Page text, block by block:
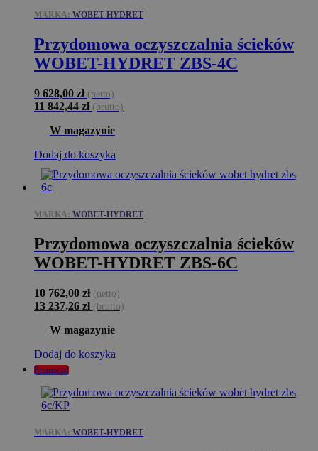
MARKA: WOBET-HYDRET
Przydomowa oczyszczalnia ścieków
WOBET-HYDRET ZBS-4C
9 628,00 zł (netto)
11 842,44 zł (brutto)
W magazynie
Dodaj do koszyka
MARKA: WOBET-HYDRET
Przydomowa oczyszczalnia ścieków
WOBET-HYDRET ZBS-6C
10 762,00 zł (netto)
13 237,26 zł (brutto)
W magazynie
Dodaj do koszyka
Promocja!
MARKA: WOBET-HYDRET